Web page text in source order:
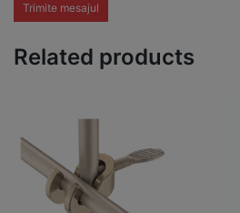
Trimite mesajul
Related products